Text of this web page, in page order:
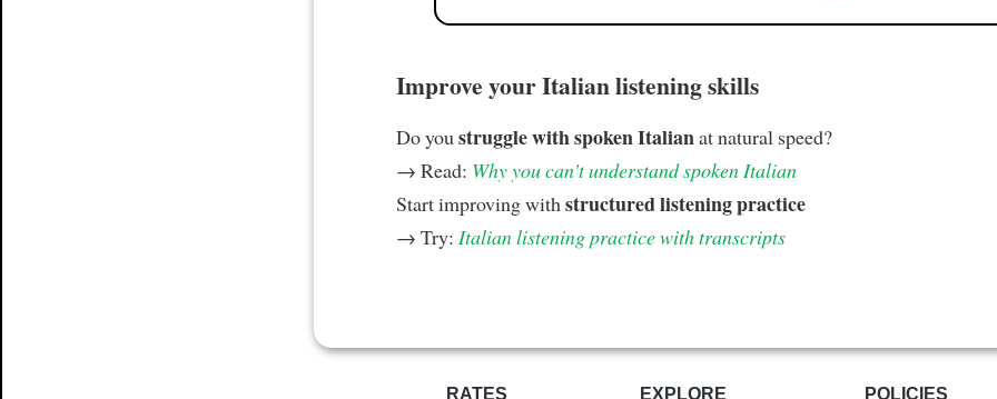
Improve your Italian listening skills
Do you struggle with spoken Italianat natural speed?
→ Read: Why you can't understand spoken Italian
Start improving with structured listening practice
→ Try: Italian listening practice with transcripts
RATES EXPLORE POLICIES